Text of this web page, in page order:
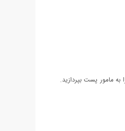
مامور پست بپردازید.